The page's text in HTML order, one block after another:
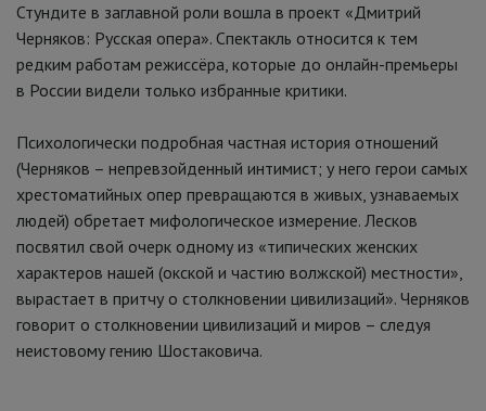
Стундите в заглавной роли вошла в проект «Дмитрий
Черняков: Русская опера». Спектакль относится к тем
редким работам режиссёра, которые до онлайн-премьеры
в России видели только избранные критики.
Психологически подробная частная история отношений
(Черняков – непревзойденный интимист; у него герои самых
хрестоматийных опер превращаются в живых, узнаваемых
людей) обретает мифологическое измерение. Лесков
посвятил свой очерк одному из «типических женских
характеров нашей (окской и частию волжской) местности»,
вырастает в притчу о столкновении цивилизаций». Черняков
говорит о столкновении цивилизаций и миров – следуя
неистовому гению Шостаковича.